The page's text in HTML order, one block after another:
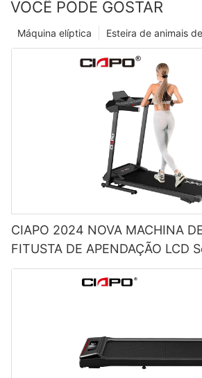
VOCÊ PODE GOSTAR
Esteira de animais
Máquina elíptica
CIAPO 2024 NOVA MACHINA
FITUSTA DE APENDAÇÃO LCD
Treadmill Price Price